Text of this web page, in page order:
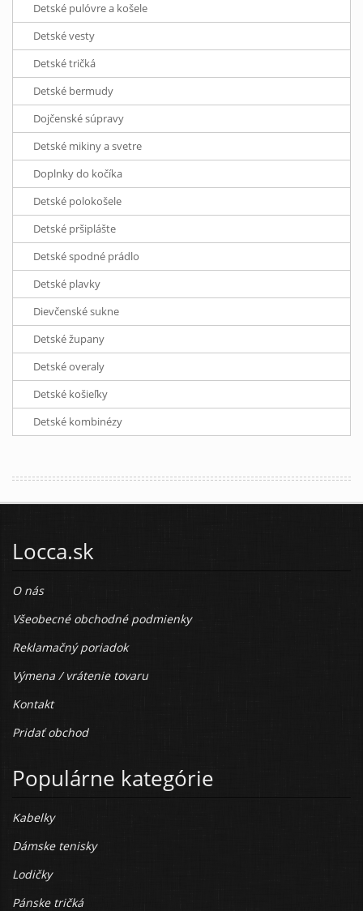
Detské pulóvre a košele
Detské vesty
Detské tričká
Detské bermudy
Dojčenské súpravy
Detské mikiny a svetre
Doplnky do kočíka
Detské polokošele
Detské pršiplášte
Detské spodné prádlo
Detské plavky
Dievčenské sukne
Detské župany
Detské overaly
Detské košieľky
Detské kombinézy
Locca.sk
O nás
Všeobecné obchodné podmienky
Reklamačný poriadok
Výmena / vrátenie tovaru
Kontakt
Pridať obchod
Populárne kategórie
Kabelky
Dámske tenisky
Lodičky
Pánske tričká